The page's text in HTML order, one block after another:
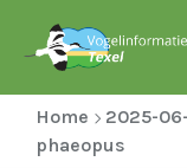
Home
2025-
phaeopus